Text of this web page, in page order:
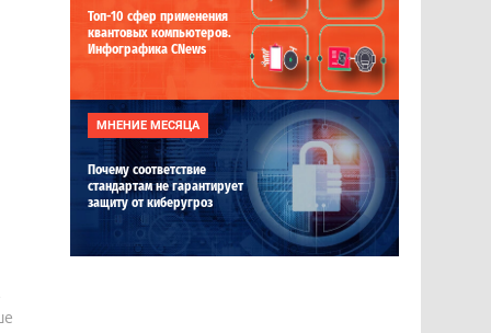
Топ-10 сфер применения
квантовых компьютеров.
Инфографика CNews
МНЕНИЕ МЕСЯЦА
Почему соответствие
стандартам не гарантирует
защиту от киберугроз